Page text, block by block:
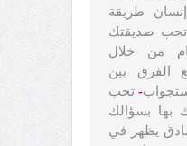
طريقة
تحب صديقتك
من خلال
الفرق بين
-تحب
بها بسؤالك
يظهر في